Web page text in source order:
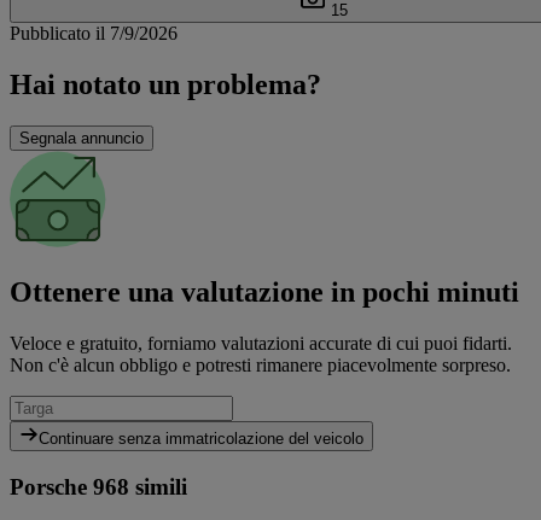
15
Pubblicato il 7/9/2026
Hai notato un problema?
Segnala annuncio
Ottenere una valutazione in pochi minuti
Veloce e gratuito, forniamo valutazioni accurate di cui puoi fidarti.
Non c'è alcun obbligo e potresti rimanere piacevolmente sorpreso.
Continuare senza immatricolazione del veicolo
Porsche 968 simili